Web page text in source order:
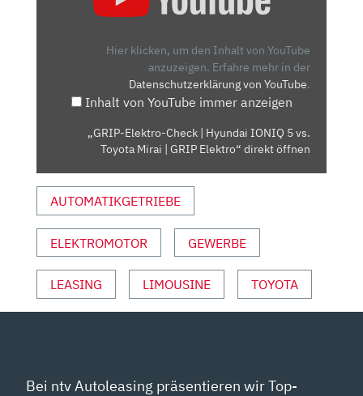
GRIP
ELEKTRO“
YOUTUBE
ANZEIGEN
Hier klicken, um den Inhalt von YouTube
anzuzeigen. Erfahre mehr in der
Datenschutzerklärung von YouTube.
Inhalt von YouTube immer anzeigen
„GRIP-Elektro-Check | Hyundai IONIQ 5 vs.
Toyota Mirai | GRIP Elektro“ direkt öffnen
AUTOMATIKGETRIEBE
ELEKTROMOTOR GEWERBE
LEASING LIMOUSINE TOYOTA
Bei ntv Autoleasing präsentieren wir Top-